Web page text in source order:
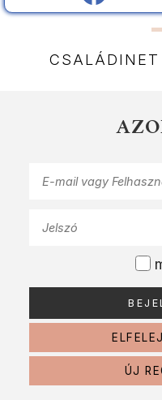
CSALÁDINET
ÚJ